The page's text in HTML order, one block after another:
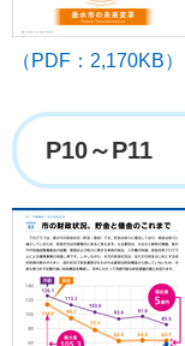
（PDF：2,170KB
P10～P11